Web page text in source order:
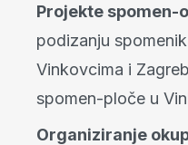
Projekte spomen-
podizanju
Vinkovcima i
spomen-ploče u
Organiziranje